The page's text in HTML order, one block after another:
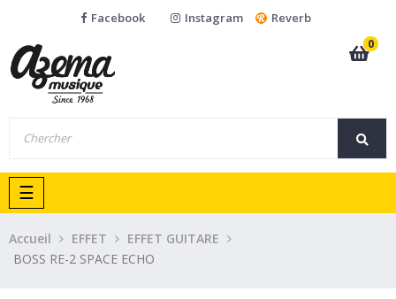
Facebook Instagram
Reverb
0
Basculer
la
navigation
☰
Accueil EFFET
EFFET GUITARE
BOSS RE-2 SPACE ECHO